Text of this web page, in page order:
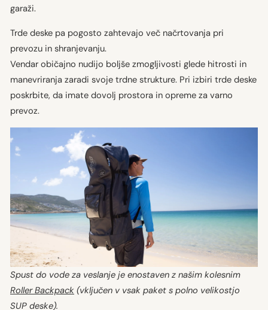
garaži.
Trde deske pa pogosto zahtevajo več načrtovanja pri
prevozu in shranjevanju.
Vendar običajno nudijo boljše zmogljivosti glede hitrosti in
manevriranja zaradi svoje trdne strukture. Pri izbiri trde deske
poskrbite, da imate dovolj prostora in opreme za varno
prevoz.
Spust do vode za veslanje je enostaven z našim kolesnim
Roller Backpack (vključen v vsak paket s polno velikostjo
SUP deske).